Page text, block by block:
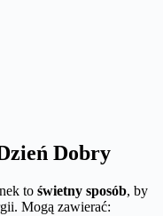
Dobry
to świetny sposób, by
Mogą zawierać: